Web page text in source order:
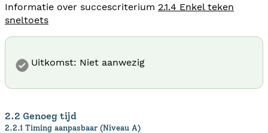
Informatie over succescriterium 2.1.4 Enkel teken
sneltoets
Uitkomst: Niet aanwezig
2.2 Genoeg tijd
2.2.1 Timing aanpasbaar (Niveau A)